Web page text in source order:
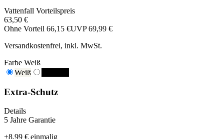
Vattenfall Vorteilspreis
63,50 €
Ohne Vorteil 66,15 €UVP 69,99 €
Versandkostenfrei, inkl. MwSt.
Farbe Weiß
Weiß
Extra-Schutz
Details
5 Jahre Garantie
+8,99 € einmalig